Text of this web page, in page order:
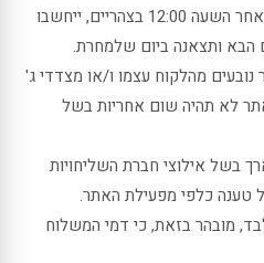
הזמנות אשר התקבלו במערכת לאחר השעה 12:00 בצהריים, ייחשבו
הבא ותצאנה ביום שלמחרת.
מהלקוח עצמו ו/או מצדדי ג'
לא תהיה שום אחריות בשל
בשל אילוצי חברת השליחויות
טענה כלפי מפעילת האתר.
מובהר בזאת, כי דמי המשלוח